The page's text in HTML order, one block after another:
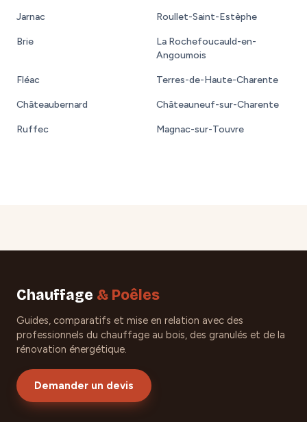
Jarnac Roullet-Saint-Estèphe
Brie
La Rochefoucauld-en-
Angoumois
Fléac Terres-de-Haute-Charente
Châteaubernard Châteauneuf-sur-Charente
Ruffec Magnac-sur-Touvre
Chauffage & Poêles
Guides, comparatifs et mise en relation avec des
professionnels du chauffage au bois, des granulés et de la
rénovation énergétique.
Demander un devis